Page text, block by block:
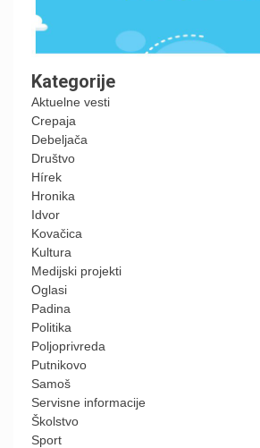
Kategorije
Aktuelne vesti
Crepaja
Debeljača
Društvo
Hírek
Hronika
Idvor
Kovačica
Kultura
Medijski projekti
Oglasi
Padina
Politika
Poljoprivreda
Putnikovo
Samoš
Servisne informacije
Školstvo
Sport